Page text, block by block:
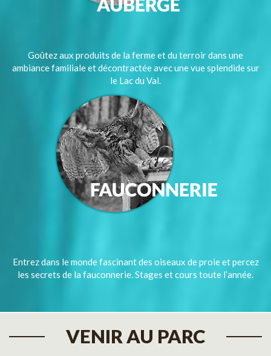
Goûtez aux produits de la ferme et du terroir dans une
ambiance familiale et décontractée avec une vue splendide sur
le Lac du Val.
Entrez dans le monde fascinant des oiseaux de proie et percez
les secrets de la fauconnerie. Stages et cours toute l’année.
VENIR AU PARC